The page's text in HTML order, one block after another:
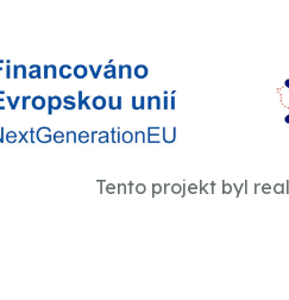
Tento projekt byl